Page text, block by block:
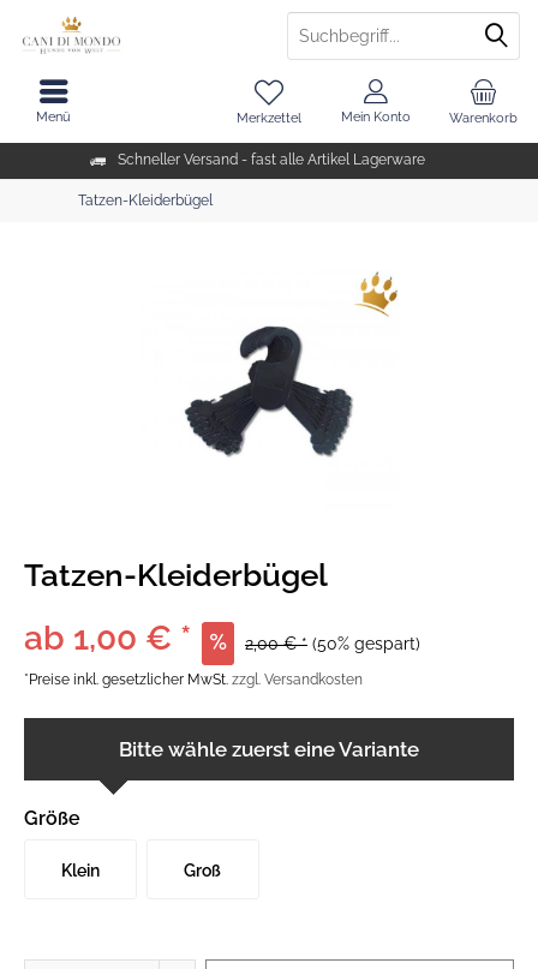
Schneller Versand - fast alle Artikel Lagerware
Warenkorb
Merkzettel Mein Konto
Menü
Tatzen-Kleiderbügel
Tatzen-Kleiderbügel
ab 1,00 € * 2,00 € * (50% gespart)
*Preise inkl. gesetzlicher MwSt. zzgl. Versandkosten
Bitte wähle zuerst eine Variante
Größe
Klein Groß